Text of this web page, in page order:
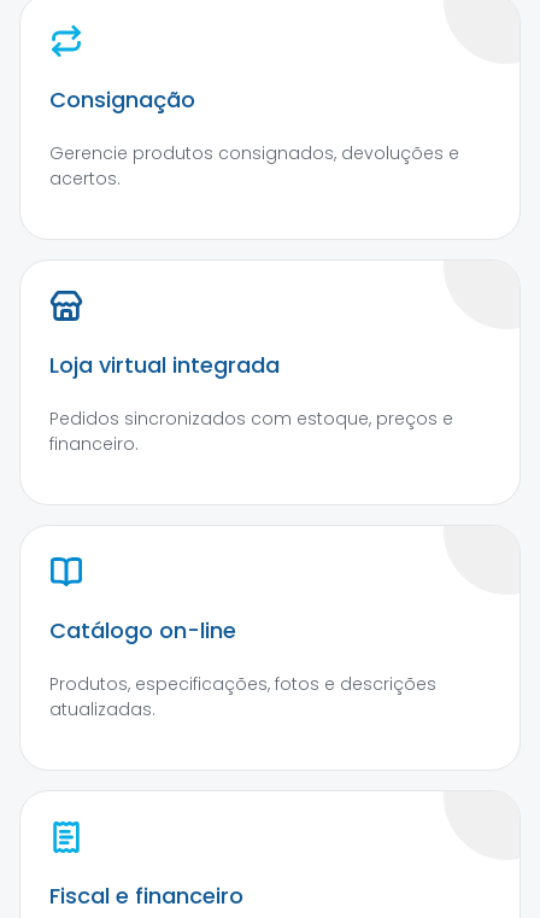
Consignação
Gerencie produtos consignados, devoluções e
acertos.
Loja virtual integrada
Pedidos sincronizados com estoque, preços e
financeiro.
Catálogo on-line
Produtos, especificações, fotos e descrições
atualizadas.
Fiscal e financeiro